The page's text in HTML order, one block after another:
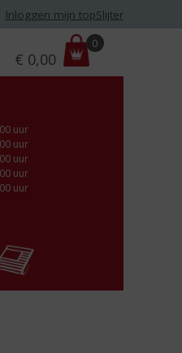
Inloggen mijn topSlijter
r
i
:
€ 0,00
0
uur
uur
uur
uur
uur